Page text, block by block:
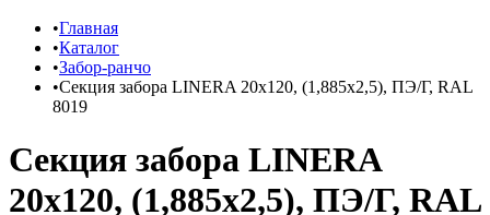
Главная
Каталог
Забор-ранчо
Секция забора LINERA 20х120, (1,885х2,5), ПЭ/Г, RAL
8019
Секция забора LINERA
20х120, (1,885х2,5), ПЭ/Г, RAL